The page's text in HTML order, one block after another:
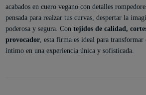
acabados en cuero vegano con detalles
pensada para realzar tus curvas, despertar la
poderosa y segura. Con tejidos de calidad,
provocador, esta firma es ideal para
íntimo en una experiencia única y sofisticada.